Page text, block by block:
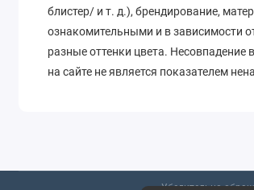
блистер/ и т. д.), брендирование,
ознакомительными и в зависимости
разные оттенки цвета.
на сайте не является показателем